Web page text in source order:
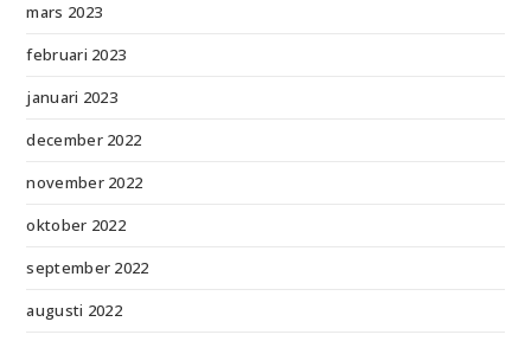
mars 2023
februari 2023
januari 2023
december 2022
november 2022
oktober 2022
september 2022
augusti 2022